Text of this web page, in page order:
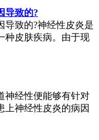
导致的?
导致的?神经性皮炎是
种皮肤疾病。由于现
神经性便能够有针对
上神经性皮炎的病因